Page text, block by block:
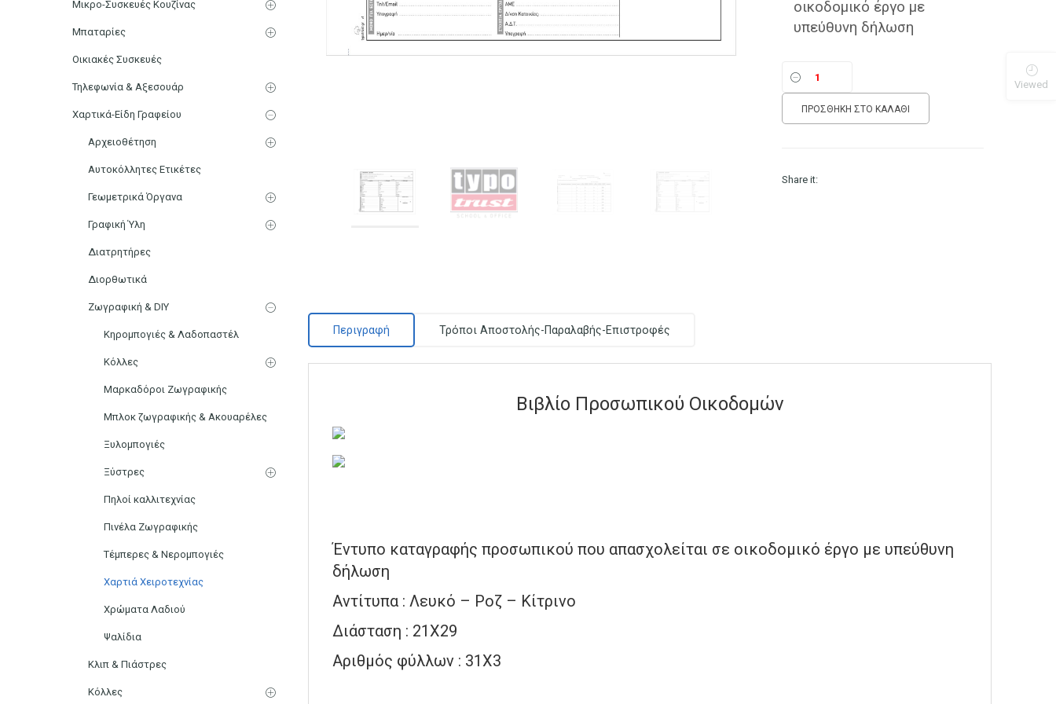
οικοδομικό έργο με
υπεύθυνη δήλωση
ΠΡΟΣΘΉΚΗ ΣΤΟ ΚΑΛΆΘΙ
Share it:
Περιγραφή Τρόποι Αποστολής-Παραλαβής-Επιστροφές
Βιβλίο Προσωπικού Οικοδομών
Έντυπο καταγραφής προσωπικού που απασχολείται σε οικοδομικό έργο με υπεύθυνη
δήλωση
Αντίτυπα : Λευκό – Ροζ – Κίτρινο
Διάσταση : 21Χ29
Αριθμός φύλλων : 31Χ3
Μικρο-Συσκευές Κουζίνας
Μπαταρίες
Οικιακές Συσκευές
Τηλεφωνία & Αξεσουάρ
Χαρτικά-Είδη Γραφείου
Αρχειοθέτηση
Αυτοκόλλητες Ετικέτες
Γεωμετρικά Όργανα
Γραφική Ύλη
Διατρητήρες
Διορθωτικά
Ζωγραφική & DIY
Κηρομπογιές & Λαδοπαστέλ
Κόλλες
Μαρκαδόροι Ζωγραφικής
Μπλοκ ζωγραφικής & Ακουαρέλες
Ξυλομπογιές
Ξύστρες
Πηλοί καλλιτεχνίας
Πινέλα Ζωγραφικής
Τέμπερες & Νερομπογιές
Χαρτιά Χειροτεχνίας
Χρώματα Λαδιού
Ψαλίδια
Κλιπ & Πιάστρες
Κόλλες
Viewed